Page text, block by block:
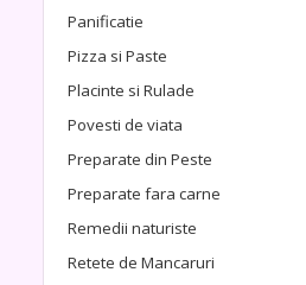
Panificatie
Pizza si Paste
Placinte si Rulade
Povesti de viata
Preparate din Peste
Preparate fara carne
Remedii naturiste
Retete de Mancaruri